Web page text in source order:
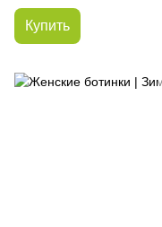
Купить